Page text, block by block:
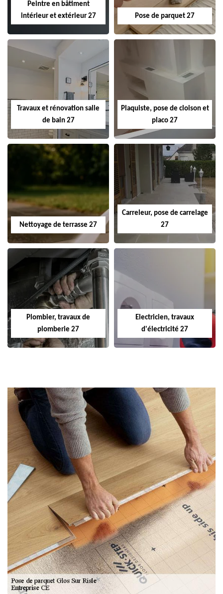
Peintre en bâtiment
intérieur et extérieur 27
Pose de parquet 27
Travaux et rénovation salle
de bain 27
Plaquiste, pose de cloison et
placo 27
Nettoyage de terrasse 27
Carreleur, pose de carrelage
27
Plombier, travaux de
plomberie 27
Electricien, travaux
d'électricité 27